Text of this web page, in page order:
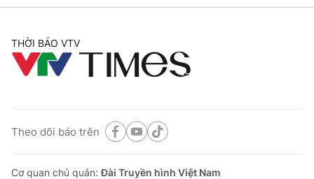
THỜI BÁO VTV
Theo dõi báo trên
Cơ quan chủ quản:Đài Truyền hình Việt Nam